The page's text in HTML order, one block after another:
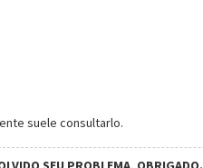
suele consultarlo.